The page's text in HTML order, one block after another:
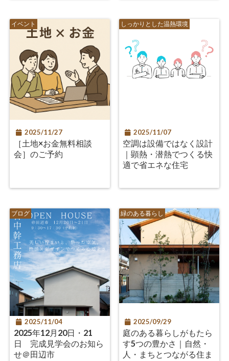
イベント
2025/11/27
［土地×お金無料相談
会］のご予約
しっかりとした温熱環境
2025/11/07
空調は設備ではなく設計
｜顕熱・潜熱でつくる快
適で省エネな住宅
ブログ
2025/11/04
2025年12月20日・21
日 完成見学会のお知ら
せ＠田辺市
緑のある暮らし
2025/09/29
庭のある暮らしがもたら
す5つの豊かさ｜自然・
人・まちとつながる住ま